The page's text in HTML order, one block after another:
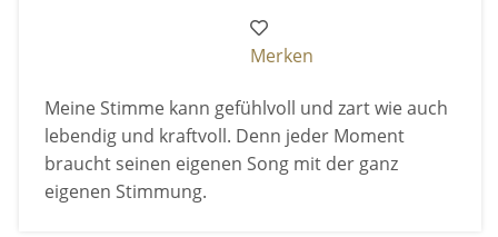
Merken
Meine Stimme kann gefühlvoll und zart wie auch
lebendig und kraftvoll. Denn jeder Moment
braucht seinen eigenen Song mit der ganz
eigenen Stimmung.